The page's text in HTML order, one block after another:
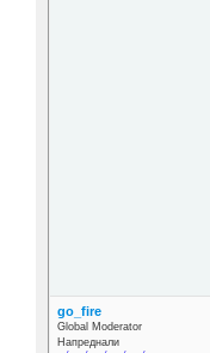
go_fire
Global Moderator
Напреднали